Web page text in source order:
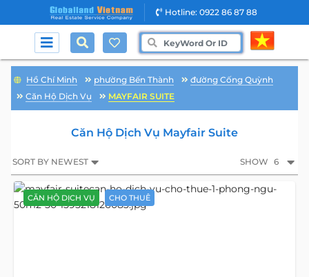
Hotline: 0922 86 87 88
Hồ Chí Minh phường Bến Thành
đường Cống Quỳnh
Căn Hộ Dịch Vụ
MAYFAIR SUITE
Căn Hộ Dịch Vụ Mayfair Suite
SORT BY NEWEST SHOW 6
CĂN HỘ DỊCH VỤ CHO THUÊ